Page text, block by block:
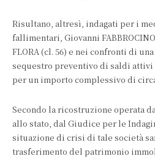
Risultano, altresì, indagati per i
fallimentari, Giovanni
FLORA (cl. 56) e nei confronti di
sequestro preventivo di saldi
per un importo complessivo di circa
Secondo la ricostruzione operata
allo stato, dal Giudice per le
situazione di crisi di tale società
trasferimento del patrimonio